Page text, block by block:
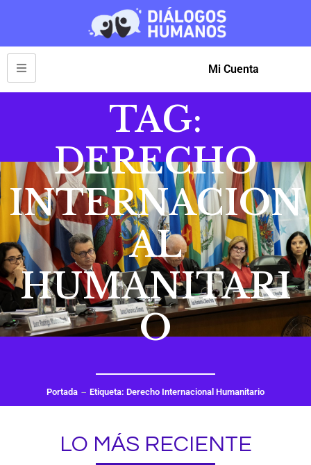
Mi Cuenta
TAG:
DERECHO
INTERNACION
AL
HUMANITARI
O
Portada Etiqueta: Derecho Internacional Humanitario
LO MÁS RECIENTE